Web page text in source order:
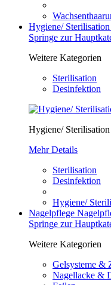
Hygiene/ Sterilisation
Springe zur
Weitere Kategorien
Sterilisation
Desinfektion
Hygiene/ Sterilisation
Mehr Details
Sterilisation
Desinfektion
Hygiene/
Nagelpflege
Springe zur
Weitere Kategorien
Gelsysteme &
Nagellacke &